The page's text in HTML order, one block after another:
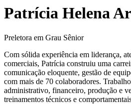
Patrícia Helena
Preletora em Grau Sênior
Com sólida experiência em liderança,
comerciais, Patrícia construiu uma
comunicação eloquente, gestão de
com mais de 70 colaboradores.
administrativo, financeiro, produção e
treinamentos técnicos e